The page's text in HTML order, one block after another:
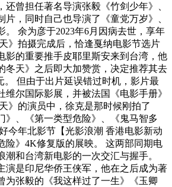
还曾担任著名导演张毅《竹剑少年》、
片，同时自己也导演了《童党万岁》、
。 余为彦于2023年6月因病去世，享年
》拍摄完成后，恰逢戛纳电影节选片
影的重要推手皮耶里斯安来到台湾，他
冬天》之后即大加赞赏，决定推荐其去
。 但由于出片延误错过时机，影片最
维尔国际影展，并被法国《电影手册》
》的演员中，徐克是那时候刚拍了
》、《第一类型危险》、《鬼马智多
今年北影节【光影浪潮 香港电影新动
险》4K修复版的展映。 这两部同期电
潮和台湾新电影的一次交汇与握手。
演是印尼华侨王侠军，他在之后成为著
为张毅的《我这样过了一生》《玉卿